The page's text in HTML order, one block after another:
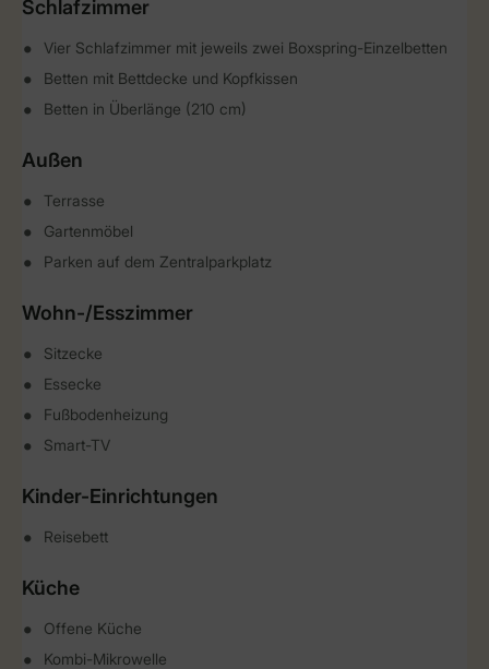
Schlafzimmer
Vier Schlafzimmer mit jeweils zwei Boxspring-Einzelbetten
Betten mit Bettdecke und Kopfkissen
Betten in Überlänge (210 cm)
Außen
Terrasse
Gartenmöbel
Parken auf dem Zentralparkplatz
Wohn-/Esszimmer
Sitzecke
Essecke
Fußbodenheizung
Smart-TV
Kinder-Einrichtungen
Reisebett
Küche
Offene Küche
Kombi-Mikrowelle